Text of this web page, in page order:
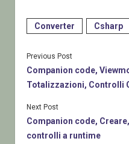
Converter Csharp
Previous Post
Companion code,
Totalizzazioni, Controlli
Next Post
Companion code,
controlli a runtime